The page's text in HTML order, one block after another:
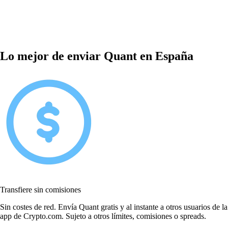
Lo mejor de enviar Quant en España
Transfiere sin comisiones
Sin costes de red. Envía Quant gratis y al instante a otros usuarios de la
app de Crypto.com. Sujeto a otros límites, comisiones o spreads.